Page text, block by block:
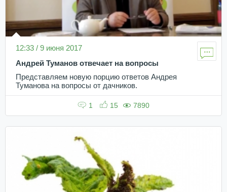
12:33 / 9 июня 2017
Андрей Туманов отвечает на вопросы
Представляем новую порцию ответов Андрея
Туманова на вопросы от дачников.
1 15 7890